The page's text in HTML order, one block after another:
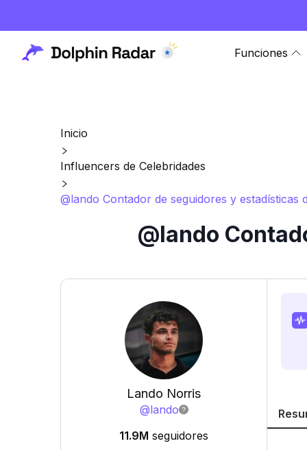
Funciones
Inicio
Influencers de Celebridades
@lando Contador de seguidores y estadísticas
@lando
Lando Norris
@lando
11.9M seguidores